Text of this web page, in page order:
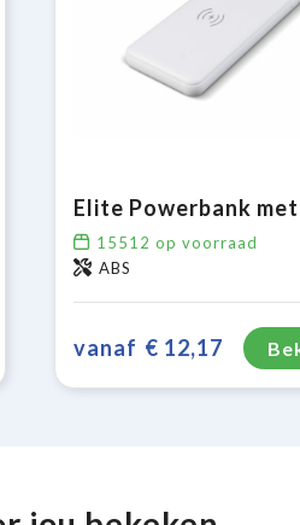
15512 op voorraad
ABS
vanaf € 12,17